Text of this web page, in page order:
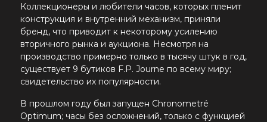
Коллекционеры и любители часов, которых пленит
конструкция и внутренний механизм, приняли
бренд, что приводит к некоторому усилению
вторичного рынка и аукциона. Несмотря на
производство примерно только в тысячу штук в год,
существует 9 бутиков F.P. Journe по всему миру;
свидетельство их популярности.
В прошлом году был запущен Chronometré
Optimum; часы без осложнений, только с функцией